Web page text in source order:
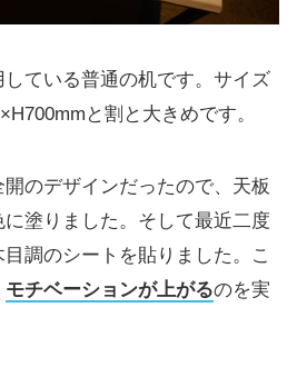
ている普通の机です。サイズ
と割と大きめです。
のデザインだったので、天板
塗りました。そして最近二度
調のシートを貼りました。こ
モチベーションが上がるのを実